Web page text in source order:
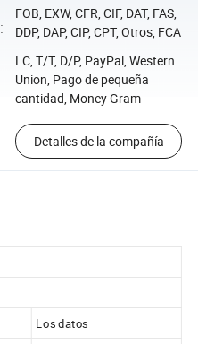
:
FOB, EXW, CFR, CIF, DAT, FAS,
DDP, DAP, CIP, CPT, Otros, FCA
LC, T/T, D/P, PayPal, Western
Union, Pago de pequeña
cantidad, Money Gram
Detalles de la compañía
Los datos